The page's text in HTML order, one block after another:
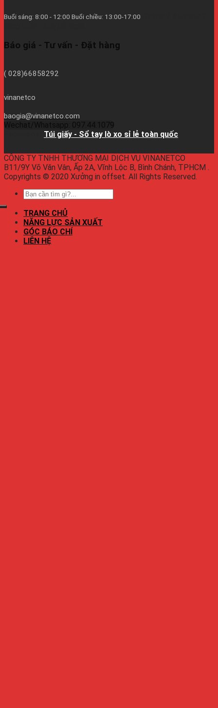
Buổi sáng: 8:00 - 12:00 Buổi chiều: 13:00-17:00
Báo giá - Tư vấn - Đặt hàng
( 028)66858292
vinanetco
baogia@vinanetco.com
Wechat/Whatsapp: 097.44.1079
Túi giấy - Sổ tay lò xo sỉ lẻ toàn quốc
CÔNG TY TNHH THƯƠNG MẠI DỊCH VỤ VINANETCO
B11/9Y Võ Văn Vân, Ấp 2A, Vĩnh Lộc B, Bình Chánh, TPHCM .
Copyrights © 2020 Xưởng in offset. All Rights Reserved.
TRANG CHỦ
NĂNG LỰC SẢN XUẤT
GÓC BÁO CHÍ
LIÊN HỆ